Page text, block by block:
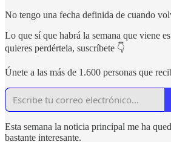
No tengo una fecha definida de cuando
Lo que sí que habrá la semana que viene
quieres perdértela, suscríbete 👇
Únete a las más de 1.600 personas que
Esta semana la noticia principal me ha
bastante interesante.